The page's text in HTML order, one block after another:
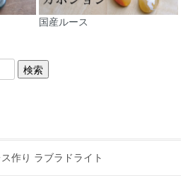
国産ルース
作り ラブラドライト